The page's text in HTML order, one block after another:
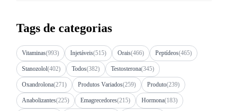
Tags de categorias
Vitaminas(993) Injetáveis(515) Orais(466) Peptídeos(465)
Stanozolol(402) Todos(382) Testosterona(345)
Oxandrolona(271) Produtos Variados(259) Produto(239)
Anabolizantes(225) Emagrecedores(215) Hormona(183)